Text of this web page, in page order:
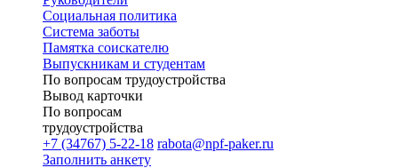
Cоциальная политика
Система заботы
Памятка соискателю
Выпускникам и студентам
По вопросам трудоустройства
Вывод карточки
По вопросам
трудоустройства
+7 (34767) 5-22-18 rabota@npf-paker.ru
Заполнить анкету